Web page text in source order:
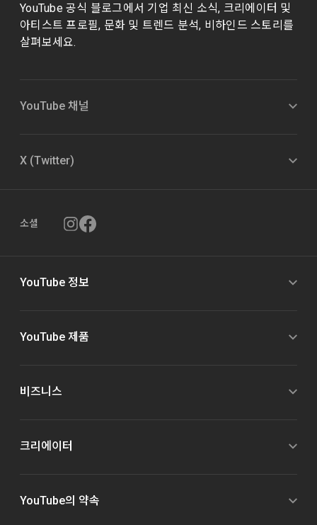
YouTube 공식 블로그에서 기업 최신 소식, 크리에이터 및
아티스트 프로필, 문화 및 트렌드 분석, 비하인드 스토리를
살펴보세요.
YouTube 채널
X (Twitter)
소셜
YouTube 정보
YouTube 제품
비즈니스
크리에이터
YouTube의 약속